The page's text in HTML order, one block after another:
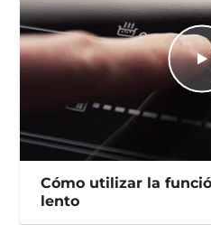
Cómo utilizar la
lento